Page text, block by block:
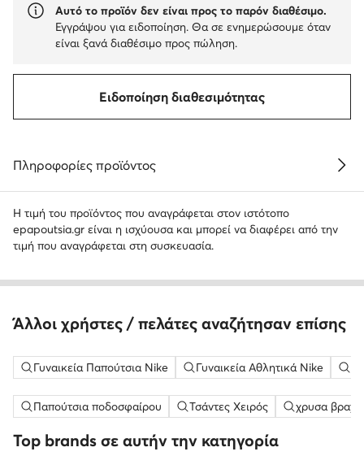
Αυτό το προϊόν δεν είναι προς το παρόν διαθέσιμο.
Εγγράψου για ειδοποίηση. Θα σε ενημερώσουμε όταν
είναι ξανά διαθέσιμο προς πώληση.
Ειδοποίηση διαθεσιμότητας
Πληροφορίες προϊόντος
Η τιμή του προϊόντος που αναγράφεται στον ιστότοπο
epapoutsia.gr είναι η ισχύουσα και μπορεί να διαφέρει από την
τιμή που αναγράφεται στη συσκευασία.
Άλλοι χρήστες / πελάτες αναζήτησαν επίσης
Γυναικεία Παπούτσια Nike Γυναικεία Αθλητικά Nike
Παπούτσια ποδοσφαίρου Τσάντες Χειρός χρυσα
Top brands σε αυτήν την κατηγορία